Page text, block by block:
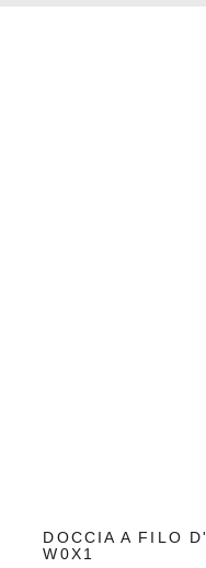
DOCCIA A FILO
W0X1